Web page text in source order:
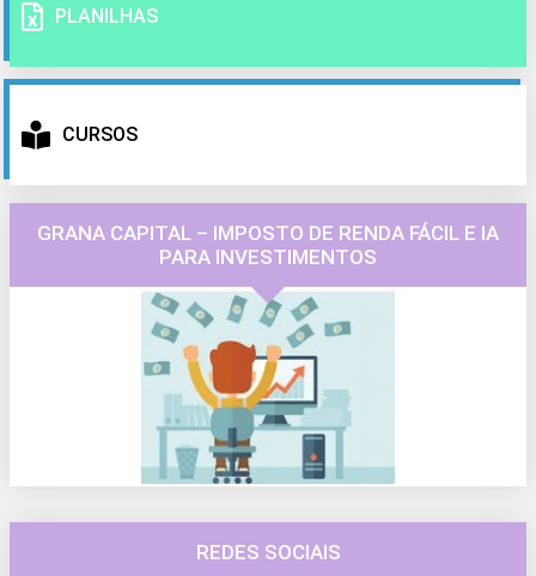
PLANILHAS
CURSOS
GRANA CAPITAL – IMPOSTO DE RENDA FÁCIL E IA
PARA INVESTIMENTOS
REDES SOCIAIS